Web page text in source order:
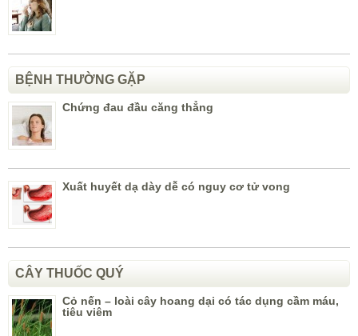
BỆNH THƯỜNG GẶP
Chứng đau đầu căng thẳng
Xuất huyết dạ dày dễ có nguy cơ tử vong
CÂY THUỐC QUÝ
Cỏ nến – loài cây hoang dại có tác dụng cầm máu,
tiêu viêm